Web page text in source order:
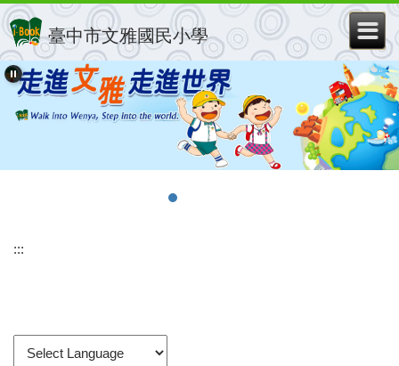
跳
到
主
要
內
容
臺中市文雅國民小學
:::